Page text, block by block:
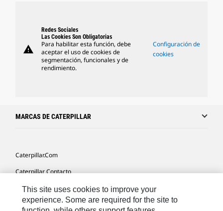
warning
Redes Sociales
Las Cookies Son Obligatorias
Para habilitar esta función, debe
aceptar el uso de cookies de
segmentación, funcionales y de
rendimiento.
Configuración de
cookies
MARCAS DE CATERPILLAR
Caterpillar.com
Caterpillar Contacto
Mis Preferencias De Marketing
Site Map
This site uses cookies to improve your
experience. Some are required for the site to